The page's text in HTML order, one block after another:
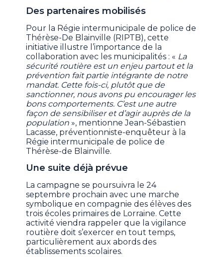
Des partenaires mobilisés
Pour la Régie intermunicipale de police de
Thérèse-De Blainville (RIPTB), cette
initiative illustre l’importance de la
collaboration avec les municipalités : « La
sécurité routière est un enjeu partout et la
prévention fait partie intégrante de notre
mandat. Cette fois-ci, plutôt que de
sanctionner, nous avons pu encourager les
bons comportements. C’est une autre
façon de sensibiliser et d’agir auprès de la
population», mentionne Jean-Sébastien
Lacasse, préventionniste-enquêteur à la
Régie intermunicipale de police de
Thérèse-de Blainville.
Une suite déjà prévue
La campagne se poursuivra le 24
septembre prochain avec une marche
symbolique en compagnie des élèves des
trois écoles primaires de Lorraine. Cette
activité viendra rappeler que la vigilance
routière doit s’exercer en tout temps,
particulièrement aux abords des
établissements scolaires.